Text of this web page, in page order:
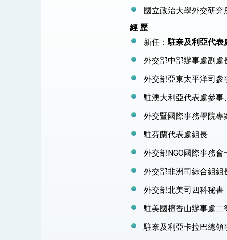
國立政治大學外交研
經 歷
新任：駐奈及利亞代表
外交部中部辦事處副處
外交部亞東太平洋司參
駐澳大利亞代表處參事
外交暨國際事務學院專
駐芬蘭代表處組長
外交部NGO國際事務會
外交部非洲司綜合組組
外交部北美司四科秘書
駐美國檀香山辦事處二
駐奈及利亞卡拉巴總領